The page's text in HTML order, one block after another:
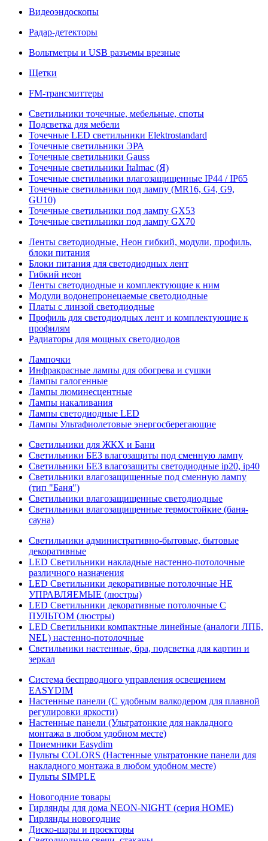
Видеоэндоскопы
Радар-детекторы
Вольтметры и USB разъемы врезные
Щетки
FM-трансмиттеры
Светильники точечные, мебельные, споты
Подсветка для мебели
Точечные LED светильники Elektrostandard
Точечные светильники ЭРА
Точечные светильники Gauss
Точечные светильники Italmac (Я)
Точечные светильники влагозащищенные IP44 / IP65
Точечные светильники под лампу (MR16, G4, G9,
GU10)
Точечные светильники под лампу GX53
Точечные светильники под лампу GX70
Ленты светодиодные, Неон гибкий, модули, профиль,
блоки питания
Блоки питания для светодиодных лент
Гибкий неон
Ленты светодиодные и комплектующие к ним
Модули водонепронецаемые светодиодные
Платы с линзой светодиодные
Профиль для светодиодных лент и комплектующие к
профилям
Радиаторы для мощных светодиодов
Лампочки
Инфракрасные лампы для обогрева и сушки
Лампы галогенные
Лампы люминесцентные
Лампы накаливания
Лампы светодиодные LED
Лампы Ультафиолетовые энергосберегающие
Светильники для ЖКХ и Бани
Светильники БЕЗ влагозащиты под сменную лампу
Светильники БЕЗ влагозащиты светодиодные ip20, ip40
Светильники влагозащищенные под сменную лампу
(тип "Баня")
Светильники влагозащищенные светодиодные
Светильники влагозащищенные термостойкие (баня-
сауна)
Светильники административно-бытовые, бытовые
декоративные
LED Cветильники накладные настенно-потолочные
различного назначения
LED Светильники декоративные потолочные НЕ
УПРАВЛЯЕМЫЕ (люстры)
LED Светильники декоративные потолочные С
ПУЛЬТОМ (люстры)
LED Светильники компактные линейные (аналоги ЛПБ,
NEL) настенно-потолочные
Светильники настенные, бра, подсветка для картин и
зеркал
Система беспрводного управления освещением
EASYDIM
Настенные панели (С удобным валкодером для плавной
регулировки яркости)
Настенные панели (Ультратонкие для накладного
монтажа в любом удобном месте)
Приемники Easydim
Пульты COLORS (Настенные ультратонкие панели для
накладного монтажа в любом удобном месте)
Пульты SIMPLE
Новогодние товары
Гирлянды для дома NEON-NIGHT (серия HOME)
Гирлянды новогодние
Диско-шары и проекторы